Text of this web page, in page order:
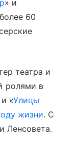
» и
60
театра и
ролями в
«Улицы
жизни. С
Ленсовета.